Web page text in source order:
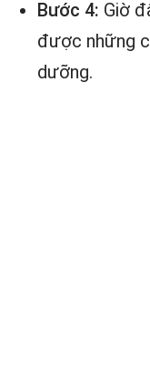
Bước 4: Giờ
được những
dưỡng.